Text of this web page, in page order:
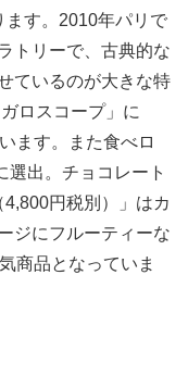
ます。2010年パリで
トリーで、古典的な
ているのが大きな特
ロスコープ」に
ます。また食べロ
選出。チョコレート
円税別）」はカ
ジにフルーティーな
商品となっていま